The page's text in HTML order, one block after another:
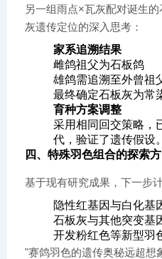
另一组雨点×瓦灰配对诞生
灰遗传定位的深入思考：
​家系追溯结果​
雌鸽祖父为石板鸽
雄鸽需追溯至外曾祖
最终确定石板灰为常
​育种方案调整​
采用相同回交策略，
代，验证了遗传假设。
四、特殊羽色组合的探索
基于现有研究成果，下一步
隐性红基因与白化基
石板灰与其他突变基
开发粉红色等新型羽
"赛鸽羽色的遗传奥秘远超想